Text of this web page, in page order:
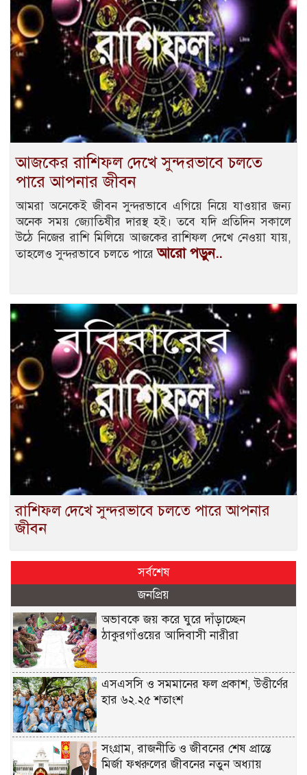
আজকের রাশিফল দেখে সুন্দরভাবে চলতে
পারে আপনার জীবন
আমরা অনেকেই জীবন সুন্দরভাবে এগিয়ে নিয়ে যাওয়ার জন্য
অনেক সময় জ্যোতিষীর দারস্থ হই। তবে যদি প্রতিদিন সকালে
উঠে নিজের রাশি মিলিয়ে আজকের রাশিফল দেখে নেওয়া যায়,
তাহলেও সুন্দরভাবে চলতে পারেআরো পড়ুন..
রাশিফল দেখে সুন্দরভাবে চলতে পারে আপনার
জীবন
সর্বশেষ
জনপ্রিয়
অভাবকে জয় করে ঘুরে দাঁড়াচ্ছেন
ঠাকুরগাঁওয়ের আদিবাসী নারীরা
এসএসসি ও সমমানের ফল প্রকাশ, উত্তীর্ণের
হার ৬২.২৫ শতাংশ
সংগ্রাম, রাজনীতি ও জীবনের শেষ প্রান্তে
মির্জা ফখরুলের জীবনের নতুন অধ্যায়